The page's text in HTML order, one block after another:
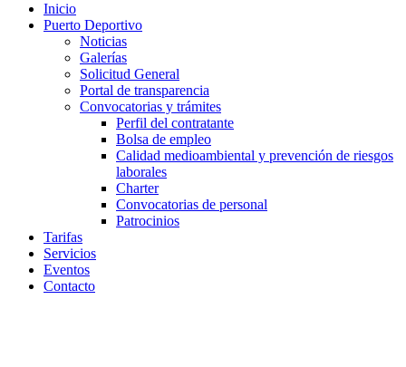
Inicio
Puerto Deportivo
Noticias
Galerías
Solicitud General
Portal de transparencia
Convocatorias y trámites
Perfil del contratante
Bolsa de empleo
Calidad medioambiental y prevención de riesgos
laborales
Charter
Convocatorias de personal
Patrocinios
Tarifas
Servicios
Eventos
Contacto